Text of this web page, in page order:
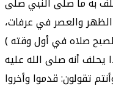
الظهر والعصر في عرفات،
صلاه في أول وقته )
يحلف أنه صلى الله عليه